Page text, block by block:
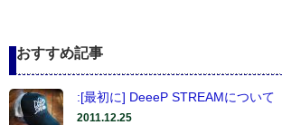
おすすめ記事
:[最初に] DeeeP STREAMについて
2011.12.25